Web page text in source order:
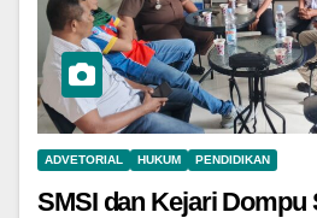
ADVETORIAL HUKUM PENDIDIKAN
SMSI dan Kejari Dompu